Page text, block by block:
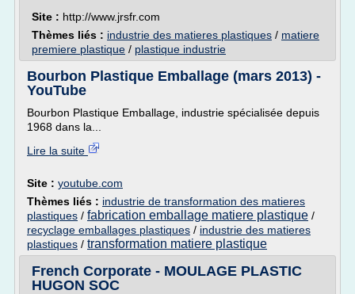
Site : http://www.jrsfr.com
Thèmes liés : industrie des matieres plastiques / matiere
premiere plastique / plastique industrie
Bourbon Plastique Emballage (mars 2013) -
YouTube
Bourbon Plastique Emballage, industrie spécialisée depuis
1968 dans la...
Lire la suite
Site : youtube.com
Thèmes liés : industrie de transformation des matieres
plastiques / fabrication emballage matiere plastique /
recyclage emballages plastiques / industrie des matieres
plastiques / transformation matiere plastique
French Corporate - MOULAGE PLASTIC
HUGON SOC